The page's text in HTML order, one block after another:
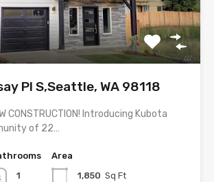
Pl S,Seattle, WA 98118
CONSTRUCTION! Introducing Kubota
of 22…
1
Area
1,850 Sq Ft